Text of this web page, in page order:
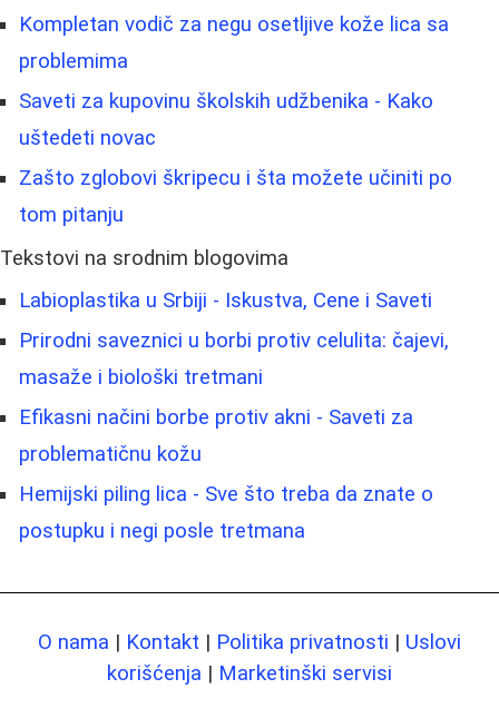
Kompletan vodič za negu osetljive kože lica sa
problemima
Saveti za kupovinu školskih udžbenika - Kako
uštedeti novac
Zašto zglobovi škripecu i šta možete učiniti po
tom pitanju
Tekstovi na srodnim blogovima
Labioplastika u Srbiji - Iskustva, Cene i Saveti
Prirodni saveznici u borbi protiv celulita: čajevi,
masaže i biološki tretmani
Efikasni načini borbe protiv akni - Saveti za
problematičnu kožu
Hemijski piling lica - Sve što treba da znate o
postupku i negi posle tretmana
O nama | Kontakt | Politika privatnosti | Uslovi
korišćenja | Marketinški servisi